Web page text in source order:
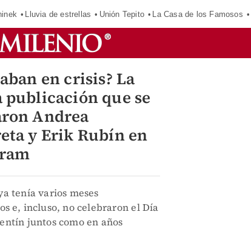
Lluvia de estrellas Unión Tepito La Casa de los Famosos
en crisis? La
que se
Andrea
y Erik Rubín en
tenía varios meses
e, incluso, no celebraron el Día
juntos como en años